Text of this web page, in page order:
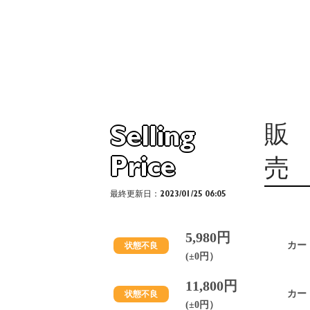
Selling
Price
販
売
最終更新日：2023/01/25 06:05
状態不良
5,980円
(±0円）
カー
状態不良
11,800円
(±0円）
カー